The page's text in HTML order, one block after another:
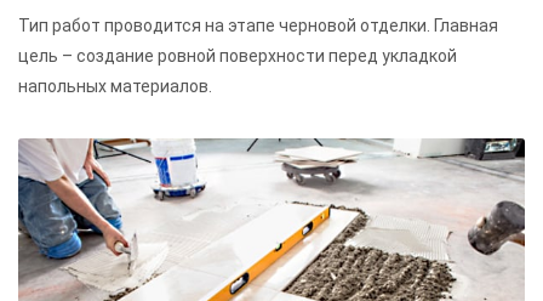
Тип работ проводится на этапе черновой отделки. Главная
цель – создание ровной поверхности перед укладкой
напольных материалов.